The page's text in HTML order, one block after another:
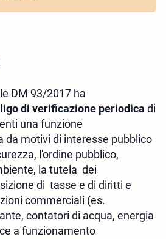
DM 93/2017 ha
di verificazione periodica di
una funzione
da motivi di interesse pubblico
l'ordine pubblico,
la tutela dei
di tasse e di diritti e
commerciali (es.
contatori di acqua, energia
a funzionamento